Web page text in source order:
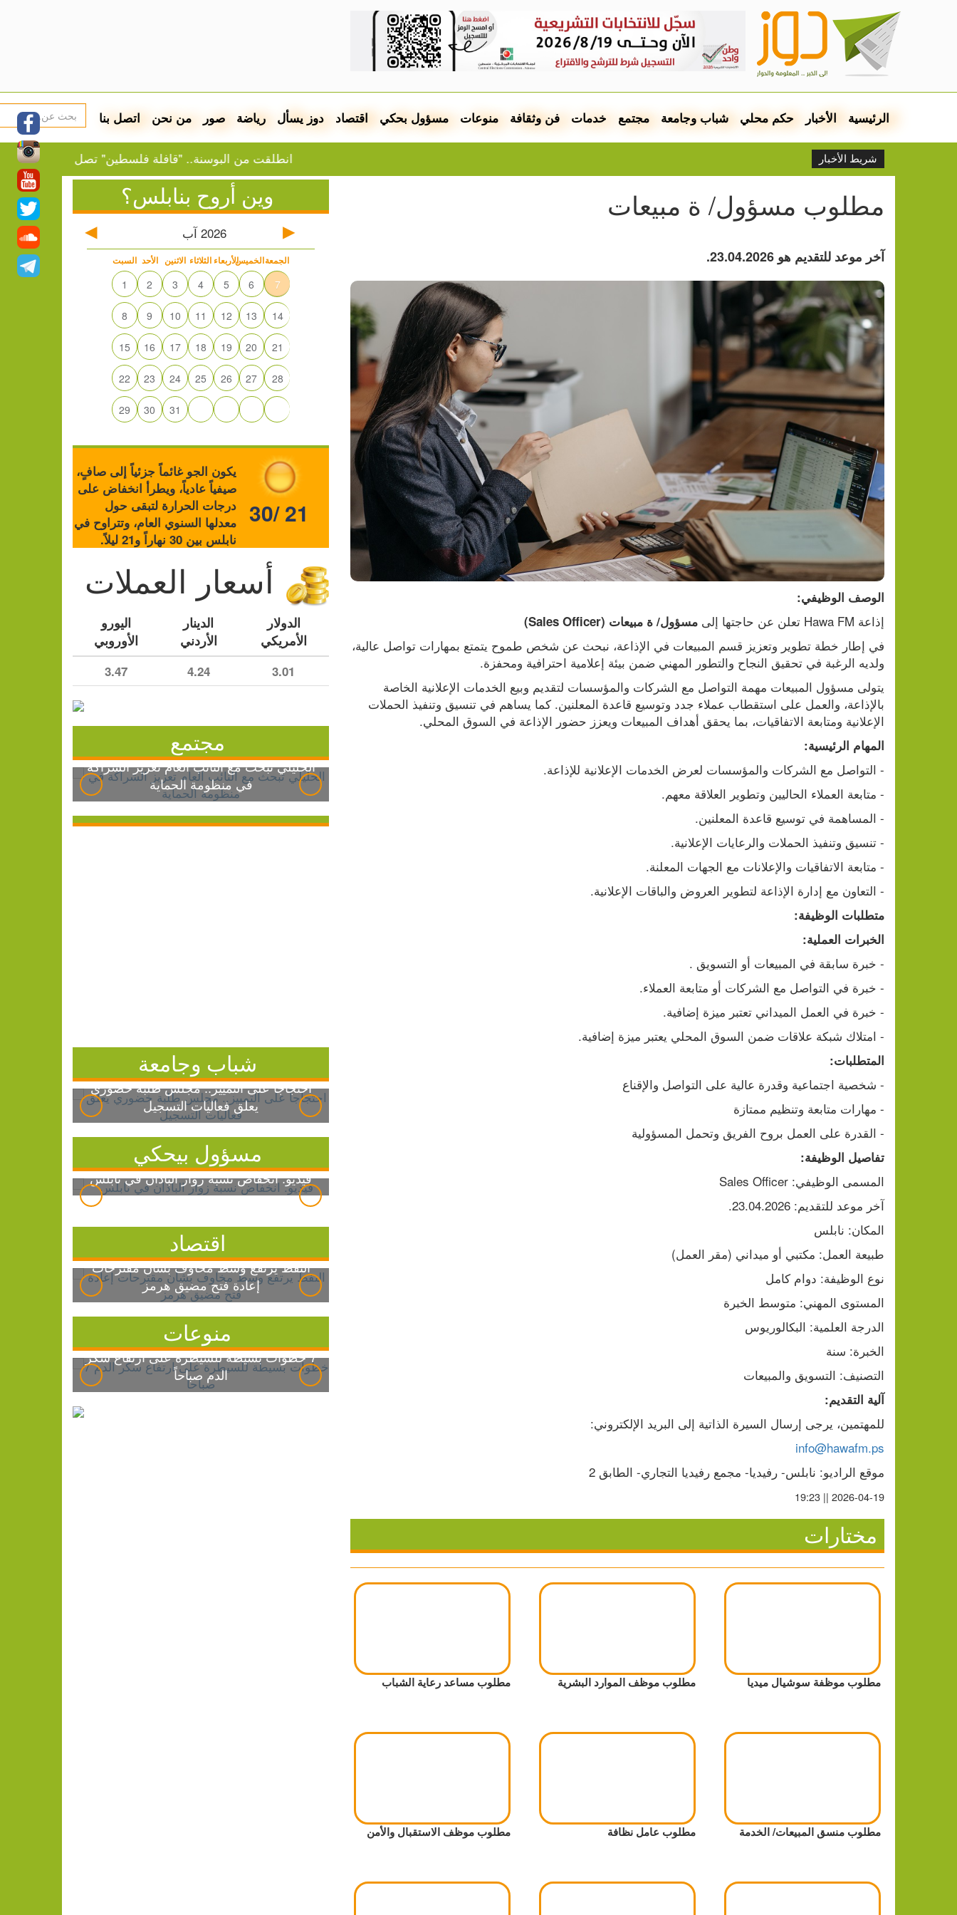
الرئيسية الأخبار حكم محلي شباب وجامعة مجتمع خدمات فن وثقافة منوعات مسؤول بحكي اقتصاد دوز يسأل رياضة صور من نحن اتصل بنا
شريط الأخبار انطلقت من البوسنة.. "قافلة فلسطين" تصل غازي عنتاب
مطلوب مسؤول/ ة مبيعات
آخر موعد للتقديم هو 23.04.2026.
الوصف الوظيفي:
إذاعة Hawa FM تعلن عن حاجتها إلى مسؤول/ ة مبيعات (Sales Officer)
ولديه الرغبة في تحقيق النجاح والتطور المهني ضمن بيئة إعلامية احترافية ومحفزة.
الإعلانية ومتابعة الاتفاقيات، بما يحقق أهداف المبيعات ويعزز حضور الإذاعة في السوق المحلي.
المهام الرئيسية:
- التواصل مع الشركات والمؤسسات لعرض الخدمات الإعلانية للإذاعة.
- متابعة العملاء الحاليين وتطوير العلاقة معهم.
- المساهمة في توسيع قاعدة المعلنين.
- تنسيق وتنفيذ الحملات والرعايات الإعلانية.
- متابعة الاتفاقيات والإعلانات مع الجهات المعلنة.
- التعاون مع إدارة الإذاعة لتطوير العروض والباقات الإعلانية.
متطلبات الوظيفة:
الخبرات العملية:
- خبرة سابقة في المبيعات أو التسويق .
- خبرة في التواصل مع الشركات أو متابعة العملاء.
- خبرة في العمل الميداني تعتبر ميزة إضافية.
- امتلاك شبكة علاقات ضمن السوق المحلي يعتبر ميزة إضافية.
المتطلبات:
- شخصية اجتماعية وقدرة عالية على التواصل والإقناع
- مهارات متابعة وتنظيم ممتازة
- القدرة على العمل بروح الفريق وتحمل المسؤولية
تفاصيل الوظيفة:
المسمى الوظيفي: Sales Officer
آخر موعد للتقديم: 23.04.2026.
المكان: نابلس
طبيعة العمل: مكتبي أو ميداني (مقر العمل)
نوع الوظيفة: دوام كامل
المستوى المهني: متوسط الخبرة
الدرجة العلمية: البكالوريوس
الخبرة: سنة
التصنيف: التسويق والمبيعات
آلية التقديم:
للمهتمين، يرجى إرسال السيرة الذاتية إلى البريد الإلكتروني:
info@hawafm.ps
موقع الراديو: نابلس- رفيديا- مجمع رفيديا التجاري- الطابق 2
2026-04-19 || 19:23
مختارات
مطلوب موظفة سوشيال ميديا مطلوب موظف الموارد البشرية مطلوب مساعد رعاية الشباب
مطلوب منسق المبيعات/ الخدمة مطلوب عامل نظافة مطلوب موظف الاستقبال والأمن
وين أروح بنابلس؟
2026 آب
السبت الأحد الاثنين الثلاثاء الأربعاءالخميسالجمعة
1 2 3 4 5 6 7
8 9 10 11 12 13 14
15 16 17 18 19 20 21
22 23 24 25 26 27 28
29 30 31
يكون الجو غائماً جزئياً إلى صافٍ،
صيفياً عادياً، ويطرأ انخفاض على
درجات الحرارة لتبقى حول
معدلها السنوي العام، وتتراوح في
نابلس بين 30 نهاراً و21 ليلاً.
30/ 21
أسعار العملات
الدولار
الأمريكي
الدينار
الأردني
اليورو
الأوروبي
3.01
4.24
3.47
مجتمع
الخليلي تبحث مع النائب العام تعزيز الشراكة
في منظومة الحماية
شباب وجامعة
احتجاجاً على التمييز.. مجلس طلبة خضوري
يعلق فعاليات التسجيل
مسؤول بيحكي
فيديو: انخفاض نسبة زوار الباذان في نابلس
اقتصاد
النفط يرتفع وسط مخاوف بشأن مقترحات
إعادة فتح مضيق هرمز
منوعات
7 خطوات بسيطة للسيطرة على ارتفاع سكر
الدم صباحاً